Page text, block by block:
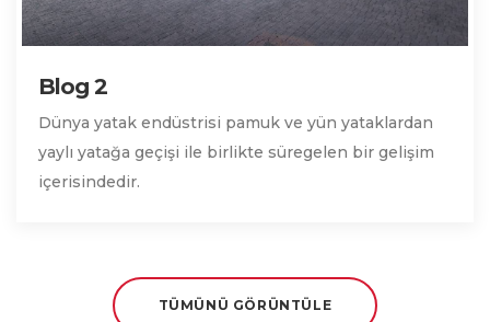
Blog 2
Dünya yatak endüstrisi pamuk ve yün yataklardan
yaylı yatağa geçişi ile birlikte süregelen bir gelişim
içerisindedir.
TÜMÜNÜ GÖRÜNTÜLE